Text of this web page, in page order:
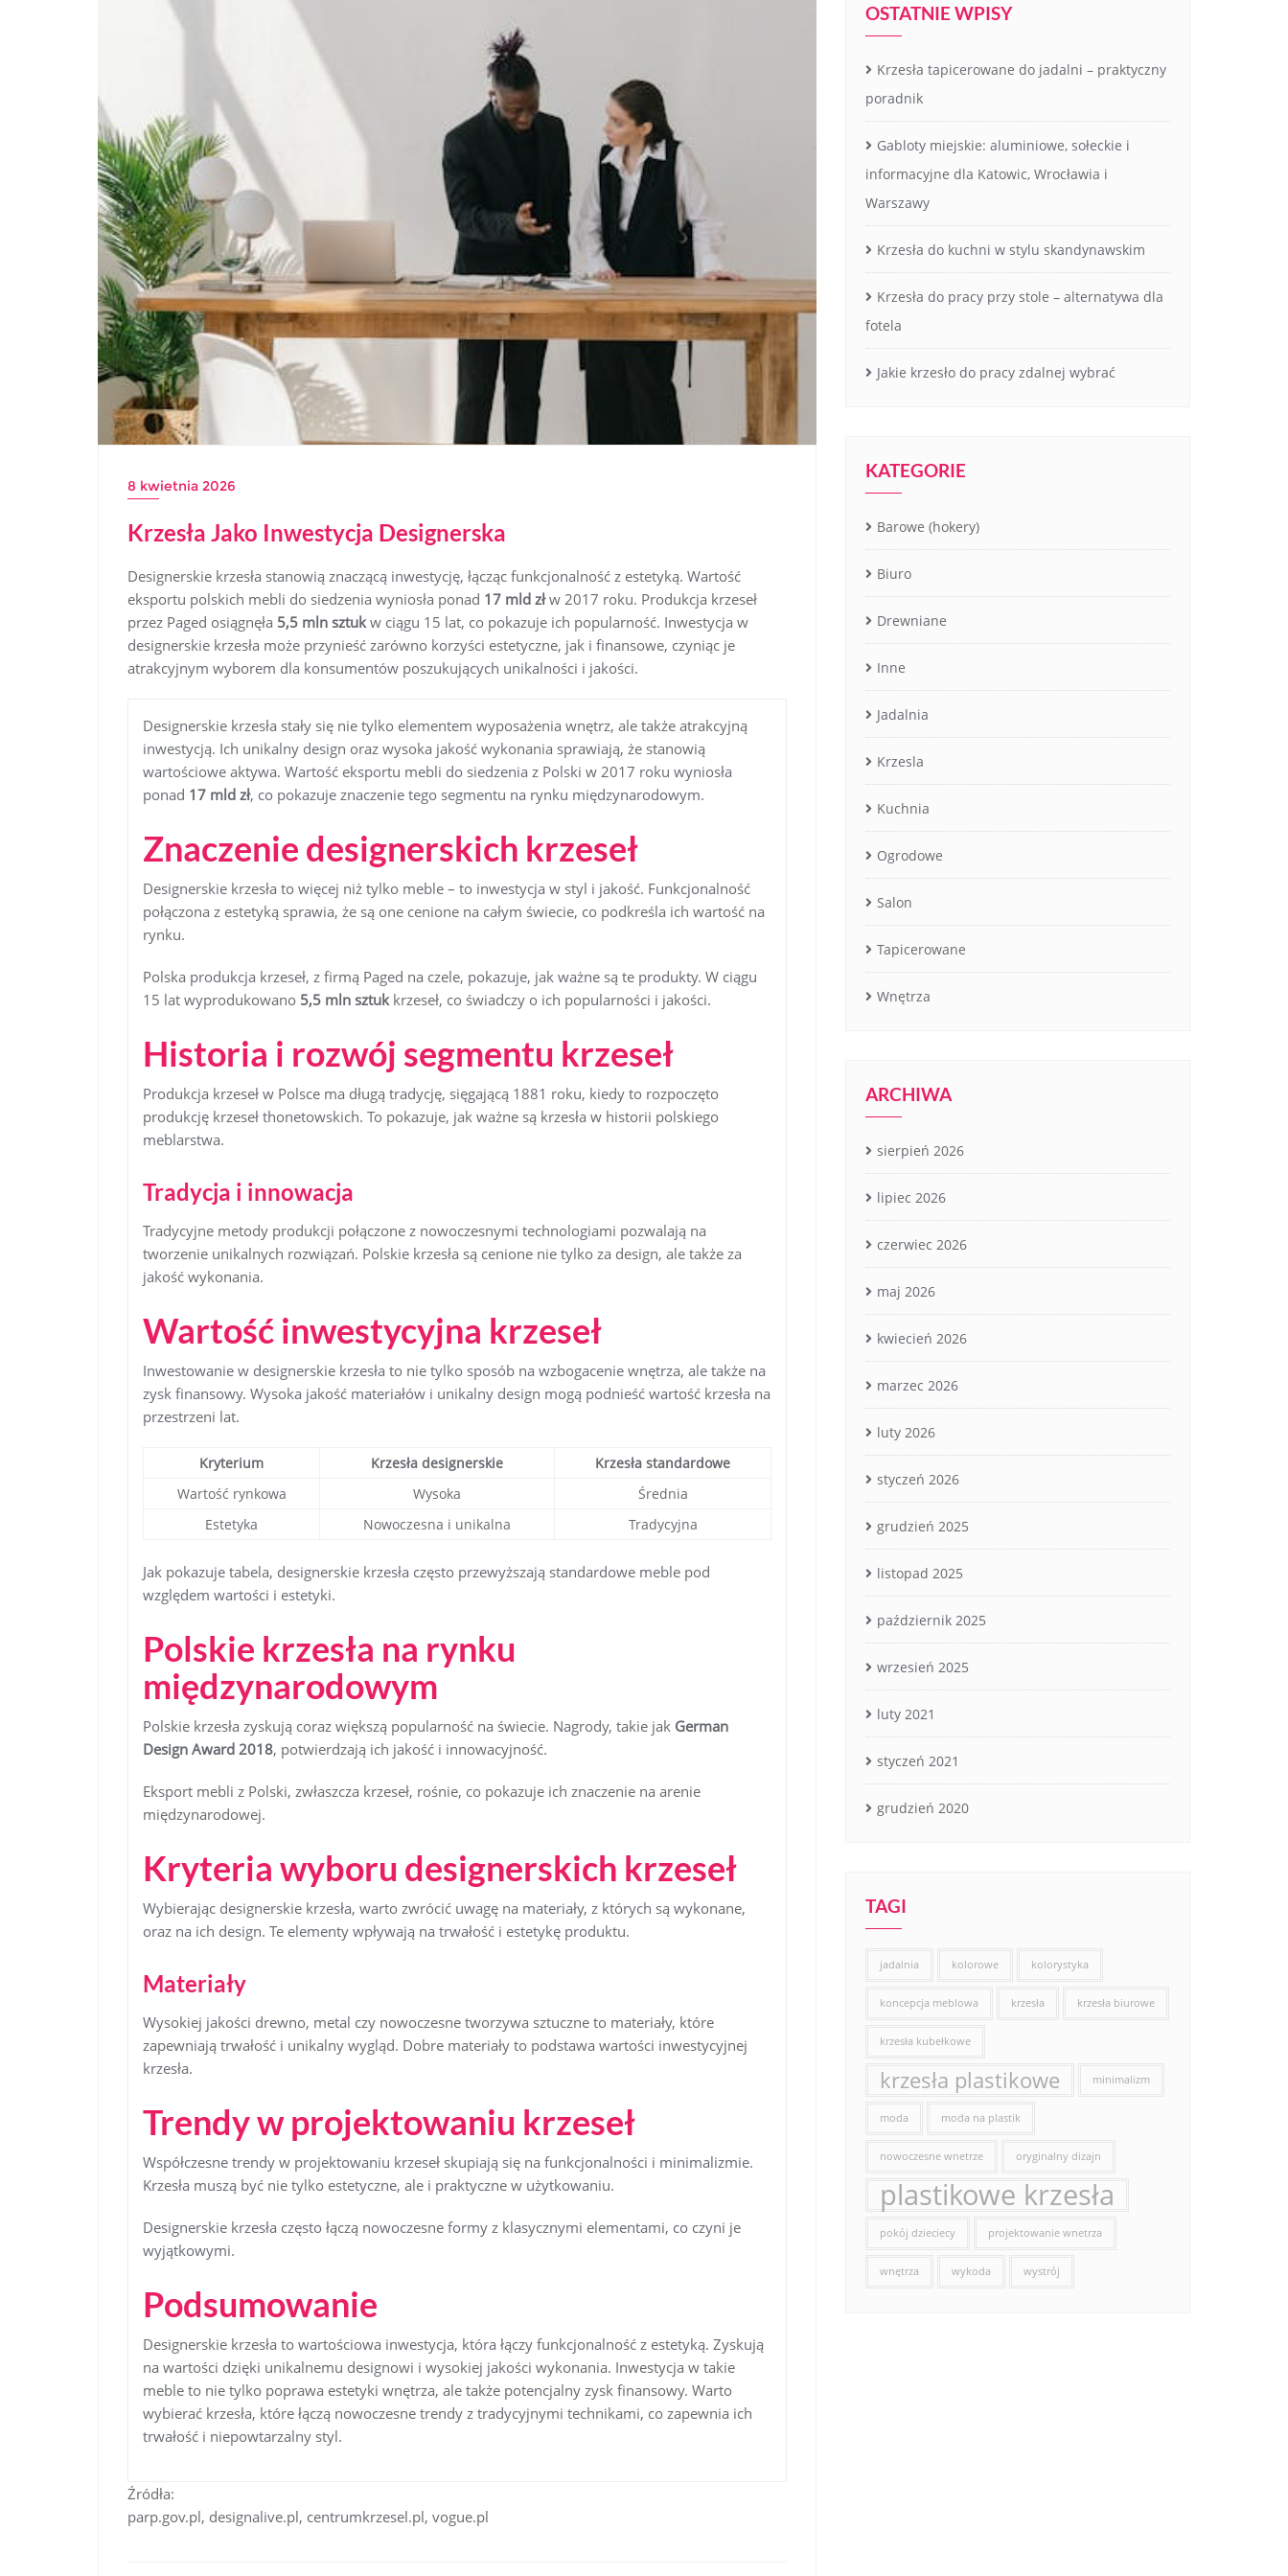
8 kwietnia 2026
Krzesła Jako Inwestycja Designerska
Designerskie krzesła stanowią znaczącą inwestycję, łącząc funkcjonalność z estetyką. Wartość
eksportu polskich mebli do siedzenia wyniosła ponad 17 mld złw 2017 roku. Produkcja krzeseł
przez Paged osiągnęła 5,5 mln sztukw ciągu 15 lat, co pokazuje ich popularność. Inwestycja w
designerskie krzesła może przynieść zarówno korzyści estetyczne, jak i finansowe, czyniąc je
atrakcyjnym wyborem dla konsumentów poszukujących unikalności i jakości.
Designerskie krzesła stały się nie tylko elementem wyposażenia wnętrz, ale także atrakcyjną
inwestycją. Ich unikalny design oraz wysoka jakość wykonania sprawiają, że stanowią
wartościowe aktywa. Wartość eksportu mebli do siedzenia z Polski w 2017 roku wyniosła
ponad 17 mld zł, co pokazuje znaczenie tego segmentu na rynku międzynarodowym.
Znaczenie designerskich krzeseł
Designerskie krzesła to więcej niż tylko meble – to inwestycja w styl i jakość. Funkcjonalność
połączona z estetyką sprawia, że są one cenione na całym świecie, co podkreśla ich wartość na
rynku.
Polska produkcja krzeseł, z firmą Paged na czele, pokazuje, jak ważne są te produkty. W ciągu
15 lat wyprodukowano 5,5 mln sztukkrzeseł, co świadczy o ich popularności i jakości.
Historia i rozwój segmentu krzeseł
Produkcja krzeseł w Polsce ma długą tradycję, sięgającą 1881 roku, kiedy to rozpoczęto
produkcję krzeseł thonetowskich. To pokazuje, jak ważne są krzesła w historii polskiego
meblarstwa.
Tradycja i innowacja
Tradycyjne metody produkcji połączone z nowoczesnymi technologiami pozwalają na
tworzenie unikalnych rozwiązań. Polskie krzesła są cenione nie tylko za design, ale także za
jakość wykonania.
Wartość inwestycyjna krzeseł
Inwestowanie w designerskie krzesła to nie tylko sposób na wzbogacenie wnętrza, ale także na
zysk finansowy. Wysoka jakość materiałów i unikalny design mogą podnieść wartość krzesła na
przestrzeni lat.
Kryterium Krzesła designerskie
Krzesła standardowe
Wartość rynkowa
Wysoka
Średnia
Estetyka
Nowoczesna i unikalna Tradycyjna
Jak pokazuje tabela, designerskie krzesła często przewyższają standardowe meble pod
względem wartości i estetyki.
Polskie krzesła na rynku
międzynarodowym
Polskie krzesła zyskują coraz większą popularność na świecie. Nagrody, takie jak German
Design Award 2018, potwierdzają ich jakość i innowacyjność.
Eksport mebli z Polski, zwłaszcza krzeseł, rośnie, co pokazuje ich znaczenie na arenie
międzynarodowej.
Kryteria wyboru designerskich krzeseł
Wybierając designerskie krzesła, warto zwrócić uwagę na materiały, z których są wykonane,
oraz na ich design. Te elementy wpływają na trwałość i estetykę produktu.
Materiały
Wysokiej jakości drewno, metal czy nowoczesne tworzywa sztuczne to materiały, które
zapewniają trwałość i unikalny wygląd. Dobre materiały to podstawa wartości inwestycyjnej
krzesła.
Trendy w projektowaniu krzeseł
Współczesne trendy w projektowaniu krzeseł skupiają się na funkcjonalności i minimalizmie.
Krzesła muszą być nie tylko estetyczne, ale i praktyczne w użytkowaniu.
Designerskie krzesła często łączą nowoczesne formy z klasycznymi elementami, co czyni je
wyjątkowymi.
Podsumowanie
Designerskie krzesła to wartościowa inwestycja, która łączy funkcjonalność z estetyką. Zyskują
na wartości dzięki unikalnemu designowi i wysokiej jakości wykonania. Inwestycja w takie
meble to nie tylko poprawa estetyki wnętrza, ale także potencjalny zysk finansowy. Warto
wybierać krzesła, które łączą nowoczesne trendy z tradycyjnymi technikami, co zapewnia ich
trwałość i niepowtarzalny styl.
Źródła:
parp.gov.pl, designalive.pl, centrumkrzesel.pl, vogue.pl
OSTATNIE WPISY
Krzesła tapicerowane do jadalni – praktyczny
poradnik
Gabloty miejskie: aluminiowe, sołeckie i
informacyjne dla Katowic, Wrocławia i
Warszawy
Krzesła do kuchni w stylu skandynawskim
Krzesła do pracy przy stole – alternatywa dla
fotela
Jakie krzesło do pracy zdalnej wybrać
KATEGORIE
Barowe (hokery)
Biuro
Drewniane
Inne
Jadalnia
Krzesla
Kuchnia
Ogrodowe
Salon
Tapicerowane
Wnętrza
ARCHIWA
sierpień 2026
lipiec 2026
czerwiec 2026
maj 2026
kwiecień 2026
marzec 2026
luty 2026
styczeń 2026
grudzień 2025
listopad 2025
październik 2025
wrzesień 2025
luty 2021
styczeń 2021
grudzień 2020
TAGI
jadalnia kolorowe kolorystyka
koncepcja meblowa krzesła krzesła biurowe
krzesła kubełkowe
krzesła plastikowe minimalizm
moda moda na plastik
nowoczesne wnetrze oryginalny dizajn
plastikowe krzesła
pokój dzieciecy projektowanie wnetrza
wnętrza wykoda wystrój